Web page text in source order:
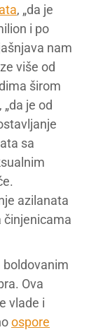
, „da je
i po
nam
više od
širom
„da je od
sa
azilanata
činjenicama
boldovanim
Ova
vlade i
ospore